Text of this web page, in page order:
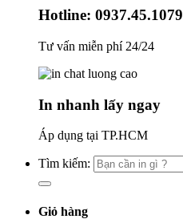
Hotline: 0937.45.1079
Tư vấn miễn phí 24/24
In nhanh lấy ngay
Áp dụng tại TP.HCM
Tìm kiếm:
Giỏ hàng